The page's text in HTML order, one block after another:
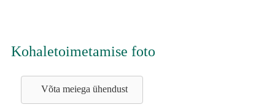
Kohaletoimetamise foto
Võta meiega ühendust